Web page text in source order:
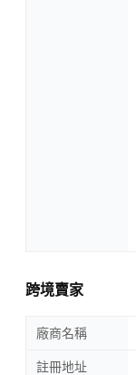
跨境賣家
廠商名稱
註冊地址